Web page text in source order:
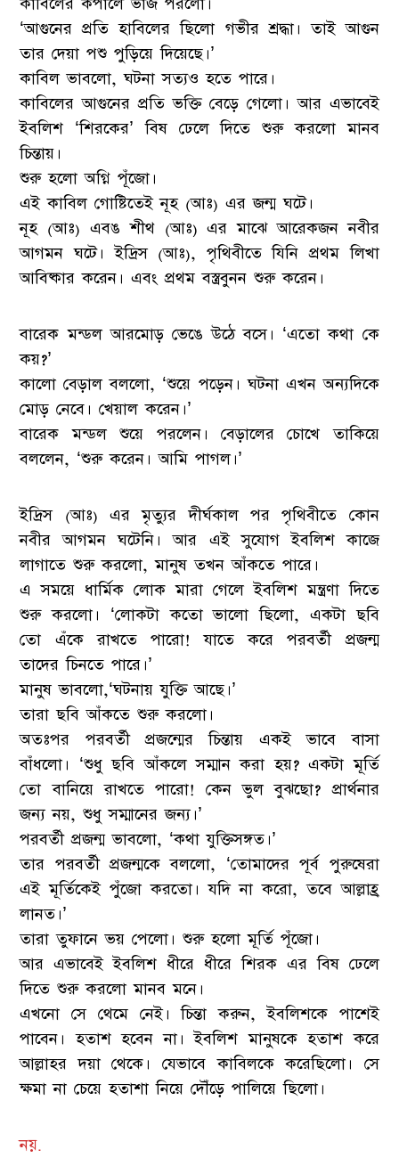
‘আগুনের প্রতি হাবিলের ছিলো গভীর শ্রদ্ধা। তাই আগুন
তার দেয়া পশু পুড়িয়ে দিয়েছে।’
কাবিল ভাবলো, ঘটনা সত্যও হতে পারে।
কাবিলের আগুনের প্রতি ভক্তি বেড়ে গেলো। আর এভাবেই
ইবলিশ ‘শিরকের’ বিষ ঢেলে দিতে শুরু করলো মানব
চিন্তায়।
শুরু হলো অগ্নি পূঁজো।
এই কাবিল গোষ্টিতেই নূহ (আঃ) এর জন্ম ঘটে।
নূহ (আঃ) এবঙ শীথ (আঃ) এর মাঝে আরেকজন নবীর
আগমন ঘটে। ইদ্রিস (আঃ), পৃথিবীতে যিনি প্রথম লিখা
আবিষ্কার করেন। এবং প্রথম বস্ত্রবুনন শুরু করেন।
বারেক মন্ডল আরমোড় ভেঙে উঠে বসে। ‘এতো কথা কে
কয়?’
কালো বেড়াল বললো, ‘শুয়ে পড়েন। ঘটনা এখন অন্যদিকে
মোড় নেবে। খেয়াল করেন।’
বারেক মন্ডল শুয়ে পরলেন। বেড়ালের চোখে তাকিয়ে
বললেন, ‘শুরু করেন। আমি পাগল।’
ইদ্রিস (আঃ) এর মৃত্যুর দীর্ঘকাল পর পৃথিবীতে কোন
নবীর আগমন ঘটেনি। আর এই সুযোগ ইবলিশ কাজে
লাগাতে শুরু করলো, মানুষ তখন আঁকতে পারে।
এ সময়ে ধার্মিক লোক মারা গেলে ইবলিশ মন্ত্রণা দিতে
শুরু করলো। ‘লোকটা কতো ভালো ছিলো, একটা ছবি
তো এঁকে রাখতে পারো! যাতে করে পরবর্তী প্রজন্ম
তাদের চিনতে পারে।’
মানুষ ভাবলো,‘ঘটনায় যুক্তি আছে।’
তারা ছবি আঁকতে শুরু করলো।
অতঃপর পরবর্তী প্রজন্মের চিন্তায় একই ভাবে বাসা
বাঁধলো। ‘শুধু ছবি আঁকলে সম্মান করা হয়? একটা মূর্তি
তো বানিয়ে রাখতে পারো! কেন ভুল বুঝছো? প্রার্থনার
জন্য নয়, শুধু সম্মানের জন্য।’
পরবর্তী প্রজন্ম ভাবলো, ‘কথা যুক্তিসঙ্গত।’
তার পরবর্তী প্রজন্মকে বললো, ‘তোমাদের পূর্ব পুরুষেরা
এই মূর্তিকেই পুঁজো করতো। যদি না করো, তবে আল্লাহ্র
লানত।’
তারা তুফানে ভয় পেলো। শুরু হলো মূর্তি পূঁজো।
আর এভাবেই ইবলিশ ধীরে ধীরে শিরক এর বিষ ঢেলে
দিতে শুরু করলো মানব মনে।
এখনো সে থেমে নেই। চিন্তা করুন, ইবলিশকে পাশেই
পাবেন। হতাশ হবেন না। ইবলিশ মানুষকে হতাশ করে
আল্লাহর দয়া থেকে। যেভাবে কাবিলকে করেছিলো। সে
ক্ষমা না চেয়ে হতাশা নিয়ে দৌঁড়ে পালিয়ে ছিলো।
নয়.